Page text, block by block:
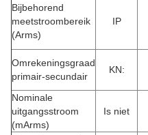
Bijbehorend
meetstroombereik
(Arms)
IP
Omrekeningsgraad
primair-secundair
KN:
Nominale
uitgangsstroom
(mArms)
Is niet